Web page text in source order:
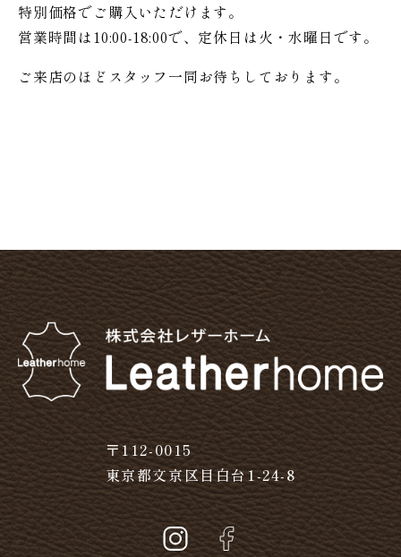
特別価格でご購入いただけます。
営業時間は10:00-18:00で、定休日は火・水曜日です。
ご来店のほどスタッフ一同お待ちしております。
〒112-0015
東京都文京区目白台1-24-8